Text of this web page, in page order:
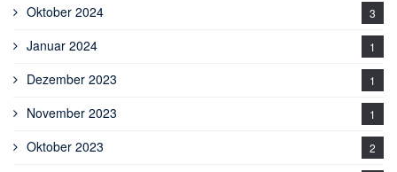
Oktober 2024 3
Januar 2024 1
Dezember 2023 1
November 2023 1
Oktober 2023 2